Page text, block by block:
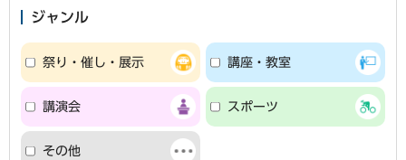
ジャンル
祭り・催し・展示 講座・教室
講演会 スポーツ
その他